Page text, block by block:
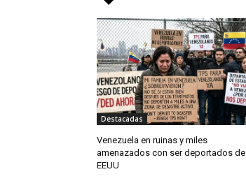
Destacadas
Venezuela en ruinas y miles
amenazados con ser deportados de
EEUU